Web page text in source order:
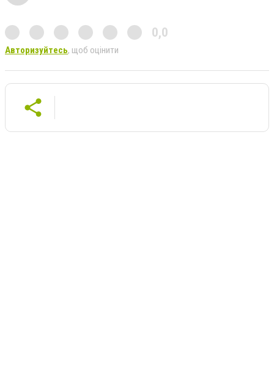
0,0
Авторизуйтесь, щоб оцінити